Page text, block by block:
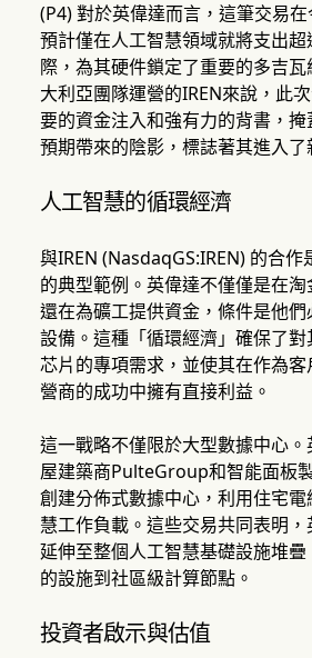
(P4) 對於英偉達而言，這筆交易
預計僅在人工智慧領域就將支出
際，為其硬件鎖定了重要的多吉
大利亞團隊運營的IREN來說，此
要的資金注入和強有力的背書，
預期帶來的陰影，標誌著其進入了
人工智慧的循環經濟
與IREN (NasdaqGS:IREN) 的合
的典型範例。英偉達不僅僅是在
還在為礦工提供資金，條件是他
設備。這種「循環經濟」確保了
芯片的專項需求，並使其在作為
營商的成功中擁有直接利益。
這一戰略不僅限於大型數據中心
屋建築商PulteGroup和智能面板
創建分佈式數據中心，利用住宅
慧工作負載。這些交易共同表明
延伸至整個人工智慧基礎設施堆
的設施到社區級計算節點。
投資者啟示與估值